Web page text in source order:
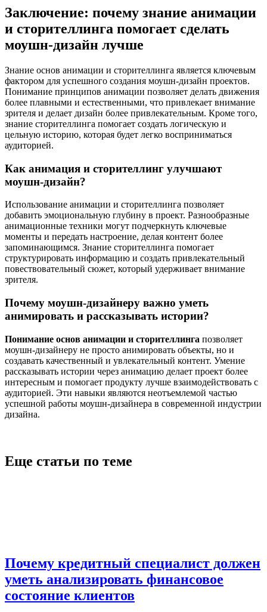
Заключение: почему знание анимации
и сторителлинга помогает сделать
моушн-дизайн лучше
Знание основ анимации и сторителлинга является ключевым
фактором для успешного создания моушн-дизайн проектов.
Понимание принципов анимации позволяет делать движения
более плавными и естественными, что привлекает внимание
зрителя и делает дизайн более привлекательным. Кроме того,
знание сторителлинга помогает создать логическую и
цельную историю, которая будет легко восприниматься
аудиторией.
Как анимация и сторителлинг улучшают
моушн-дизайн?
Использование анимации и сторителлинга позволяет
добавить эмоциональную глубину в проект. Разнообразные
анимационные техники могут подчеркнуть ключевые
моменты и передать настроение, делая контент более
запоминающимся. Знание сторителлинга помогает
структурировать информацию и создать привлекательный
повествовательный сюжет, который удерживает внимание
зрителя.
Почему моушн-дизайнеру важно уметь
анимировать и рассказывать истории?
Понимание основ анимации и сторителлинга позволяет
моушн-дизайнеру не просто анимировать объекты, но и
создавать качественный и увлекательный контент. Умение
рассказывать истории через анимацию делает проект более
интересным и помогает продукту лучше взаимодействовать с
аудиторией. Эти навыки являются неотъемлемой частью
успешной работы моушн-дизайнера в современной индустрии
дизайна.
Еще статьи по теме
Почему кредитный специалист должен
уметь анализировать финансовое
состояние клиентов